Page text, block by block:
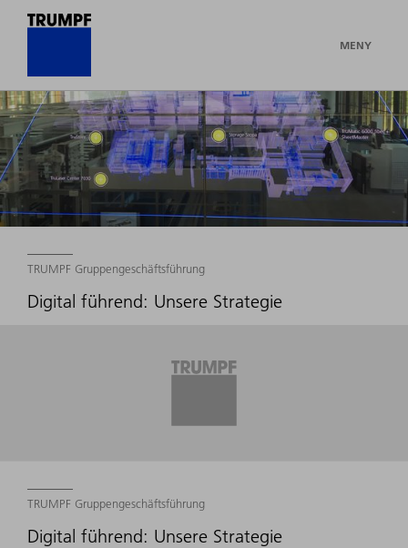
MENY
TRUMPF Gruppengeschäftsführung
Digital führend: Unsere Strategie
TRUMPF Gruppengeschäftsführung
Digital führend: Unsere Strategie